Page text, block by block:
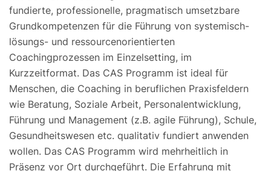
fundierte, professionelle, pragmatisch umsetzbare
Grundkompetenzen für die Führung von systemisch-
lösungs- und ressourcenorientierten
Coachingprozessen im Einzelsetting, im
Kurzzeitformat. Das CAS Programm ist ideal für
Menschen, die Coaching in beruflichen Praxisfeldern
wie Beratung, Soziale Arbeit, Personalentwicklung,
Führung und Management (z.B. agile Führung), Schule,
Gesundheitswesen etc. qualitativ fundiert anwenden
wollen. Das CAS Programm wird mehrheitlich in
Präsenz vor Ort durchgeführt. Die Erfahrung mit